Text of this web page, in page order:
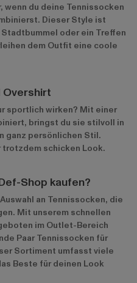
du deine Tennissocken
Dieser Style ist
oder ein Treffen
dem Outfit eine coole
Overshirt
sportlich wirken? Mit einer
bringst du sie stilvoll in
ganz persönlichen Stil.
schicken Look.
Shop kaufen?
an Tennissocken, die
Mit unserem schnellen
im Outlet-Bereich
Paar Tennissocken für
Sortiment umfasst viele
Beste für deinen Look